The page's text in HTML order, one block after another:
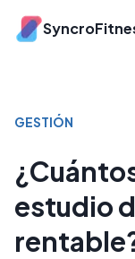
GESTIÓN
estudio